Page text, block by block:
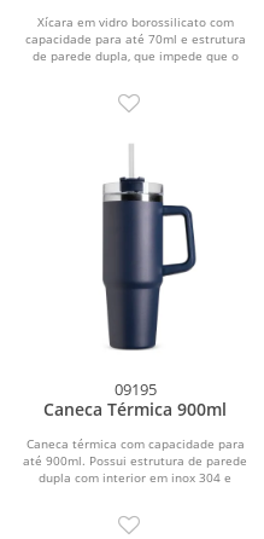
Xícara em vidro borossilicato com
capacidade para até 70ml e estrutura
de parede dupla, que impede que o
09195
Caneca Térmica 900ml
Caneca térmica com capacidade para
até 900ml. Possui estrutura de parede
dupla com interior em inox 304 e